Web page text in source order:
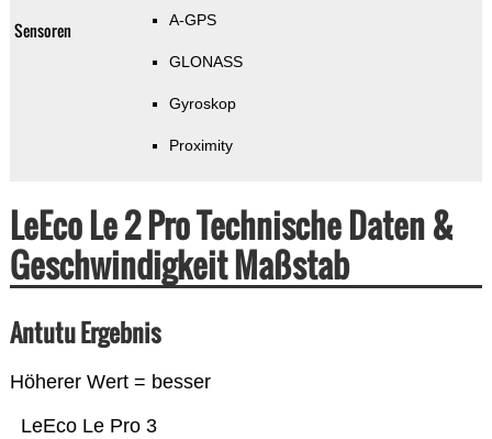
Sensoren A-GPS
GLONASS
Gyroskop
Proximity
LeEco Le 2 Pro Technische Daten &
Geschwindigkeit Maßstab
Antutu Ergebnis
Höherer Wert = besser
LeEco Le Pro 3